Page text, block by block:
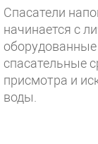
Спасатели
начинается с
оборудованные
спасательные
присмотра и
воды.